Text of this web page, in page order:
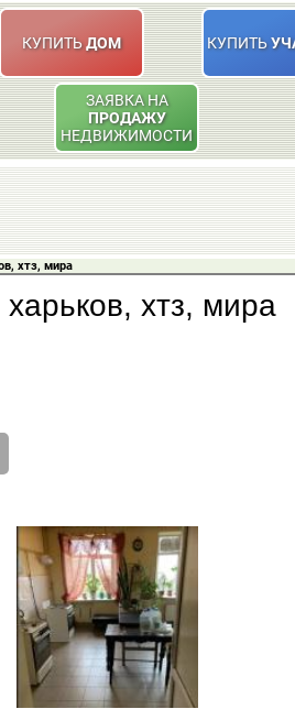
КУПИТЬДОМ КУПИТЬ
ЗАЯВКА НА
ПРОДАЖУ
НЕДВИЖИМОСТИ
хтз, мира
харьков, хтз, мира